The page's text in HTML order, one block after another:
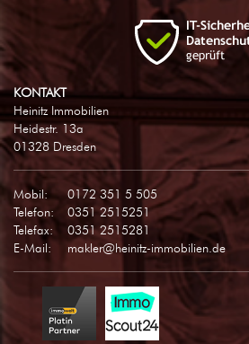
KONTAKT
Heinitz Immobilien
Heidestr. 13a
01328 Dresden
Mobil:
0172 351 5 505
Telefon:
0351 2515251
Telefax:
0351 2515281
E-Mail:
makler@heinitz-immobilien.de